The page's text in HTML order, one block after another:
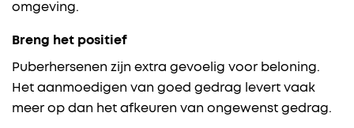
omgeving.
Breng het positief
Puberhersenen zijn extra gevoelig voor beloning.
Het aanmoedigen van goed gedrag levert vaak
meer op dan het afkeuren van ongewenst gedrag.